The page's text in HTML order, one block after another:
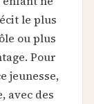
le plus
ou plus
Pour
jeunesse,
avec des